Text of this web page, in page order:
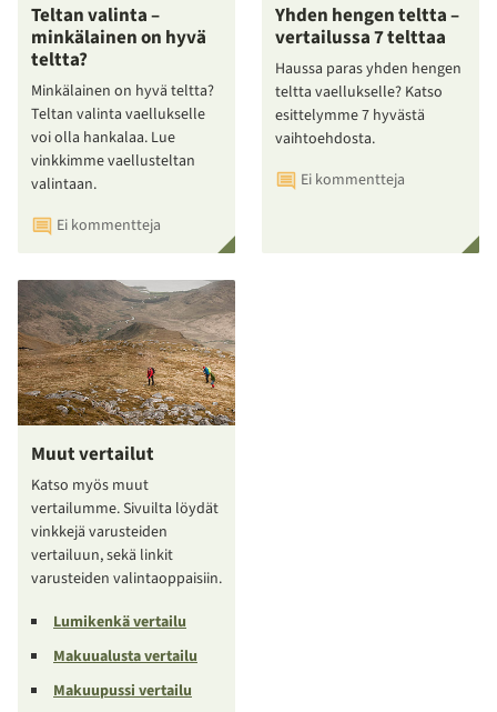
Teltan valinta –
minkälainen on hyvä
teltta?
Minkälainen on hyvä teltta?
Teltan valinta vaellukselle
voi olla hankalaa. Lue
vinkkimme vaellusteltan
valintaan.
Ei kommentteja
Yhden hengen teltta –
vertailussa 7 telttaa
Haussa paras yhden hengen
teltta vaellukselle? Katso
esittelymme 7 hyvästä
vaihtoehdosta.
Ei kommentteja
Muut vertailut
Katso myös muut
vertailumme. Sivuilta löydät
vinkkejä varusteiden
vertailuun, sekä linkit
varusteiden valintaoppaisiin.
Lumikenkä vertailu
Makuualusta vertailu
Makuupussi vertailu